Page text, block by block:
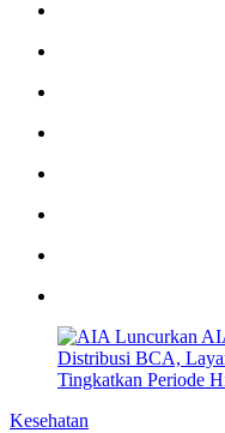
Kesehatan